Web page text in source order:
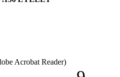
Acrobat Reader)